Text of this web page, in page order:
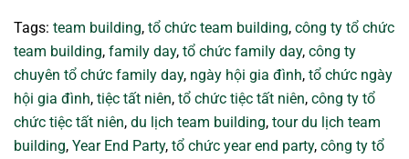
Tags: team building, tổ chức team building, công ty tổ chức
team building, family day, tổ chức family day, công ty
chuyên tổ chức family day, ngày hội gia đình, tổ chức ngày
hội gia đình, tiệc tất niên, tổ chức tiệc tất niên, công ty tổ
chức tiệc tất niên, du lịch team building, tour du lịch team
building, Year End Party, tổ chức year end party, công ty tổ